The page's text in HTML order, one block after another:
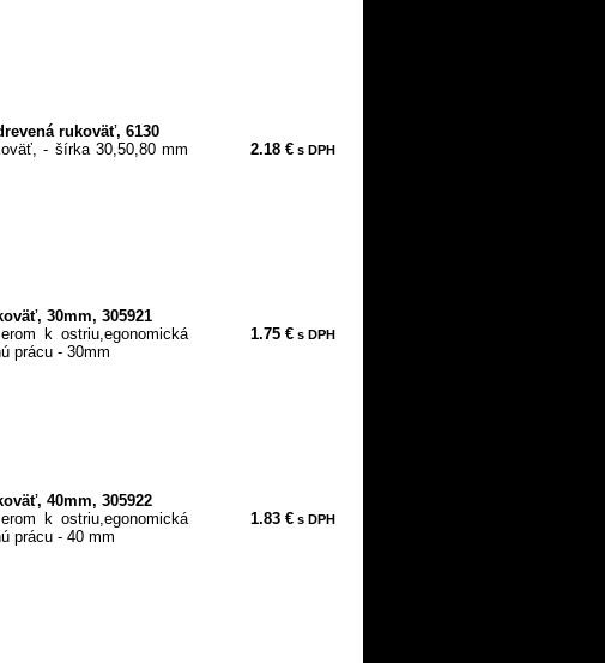
rukoväť, 6130
- šírka 30,50,80 mm
2.18 € s DPH
30mm, 305921
k ostriu,egonomická
prácu - 30mm
1.75 € s DPH
40mm, 305922
k ostriu,egonomická
prácu - 40 mm
1.83 € s DPH